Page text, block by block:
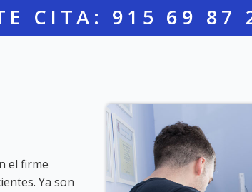
CITA: 915 69 87
el firme
Ya son